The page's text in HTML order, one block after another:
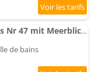
Neues Maison de vacances Nr 47 mit Meerblick 100 Meter zum Wattenmeer, eingezäunt, hundefreundlich
de bains